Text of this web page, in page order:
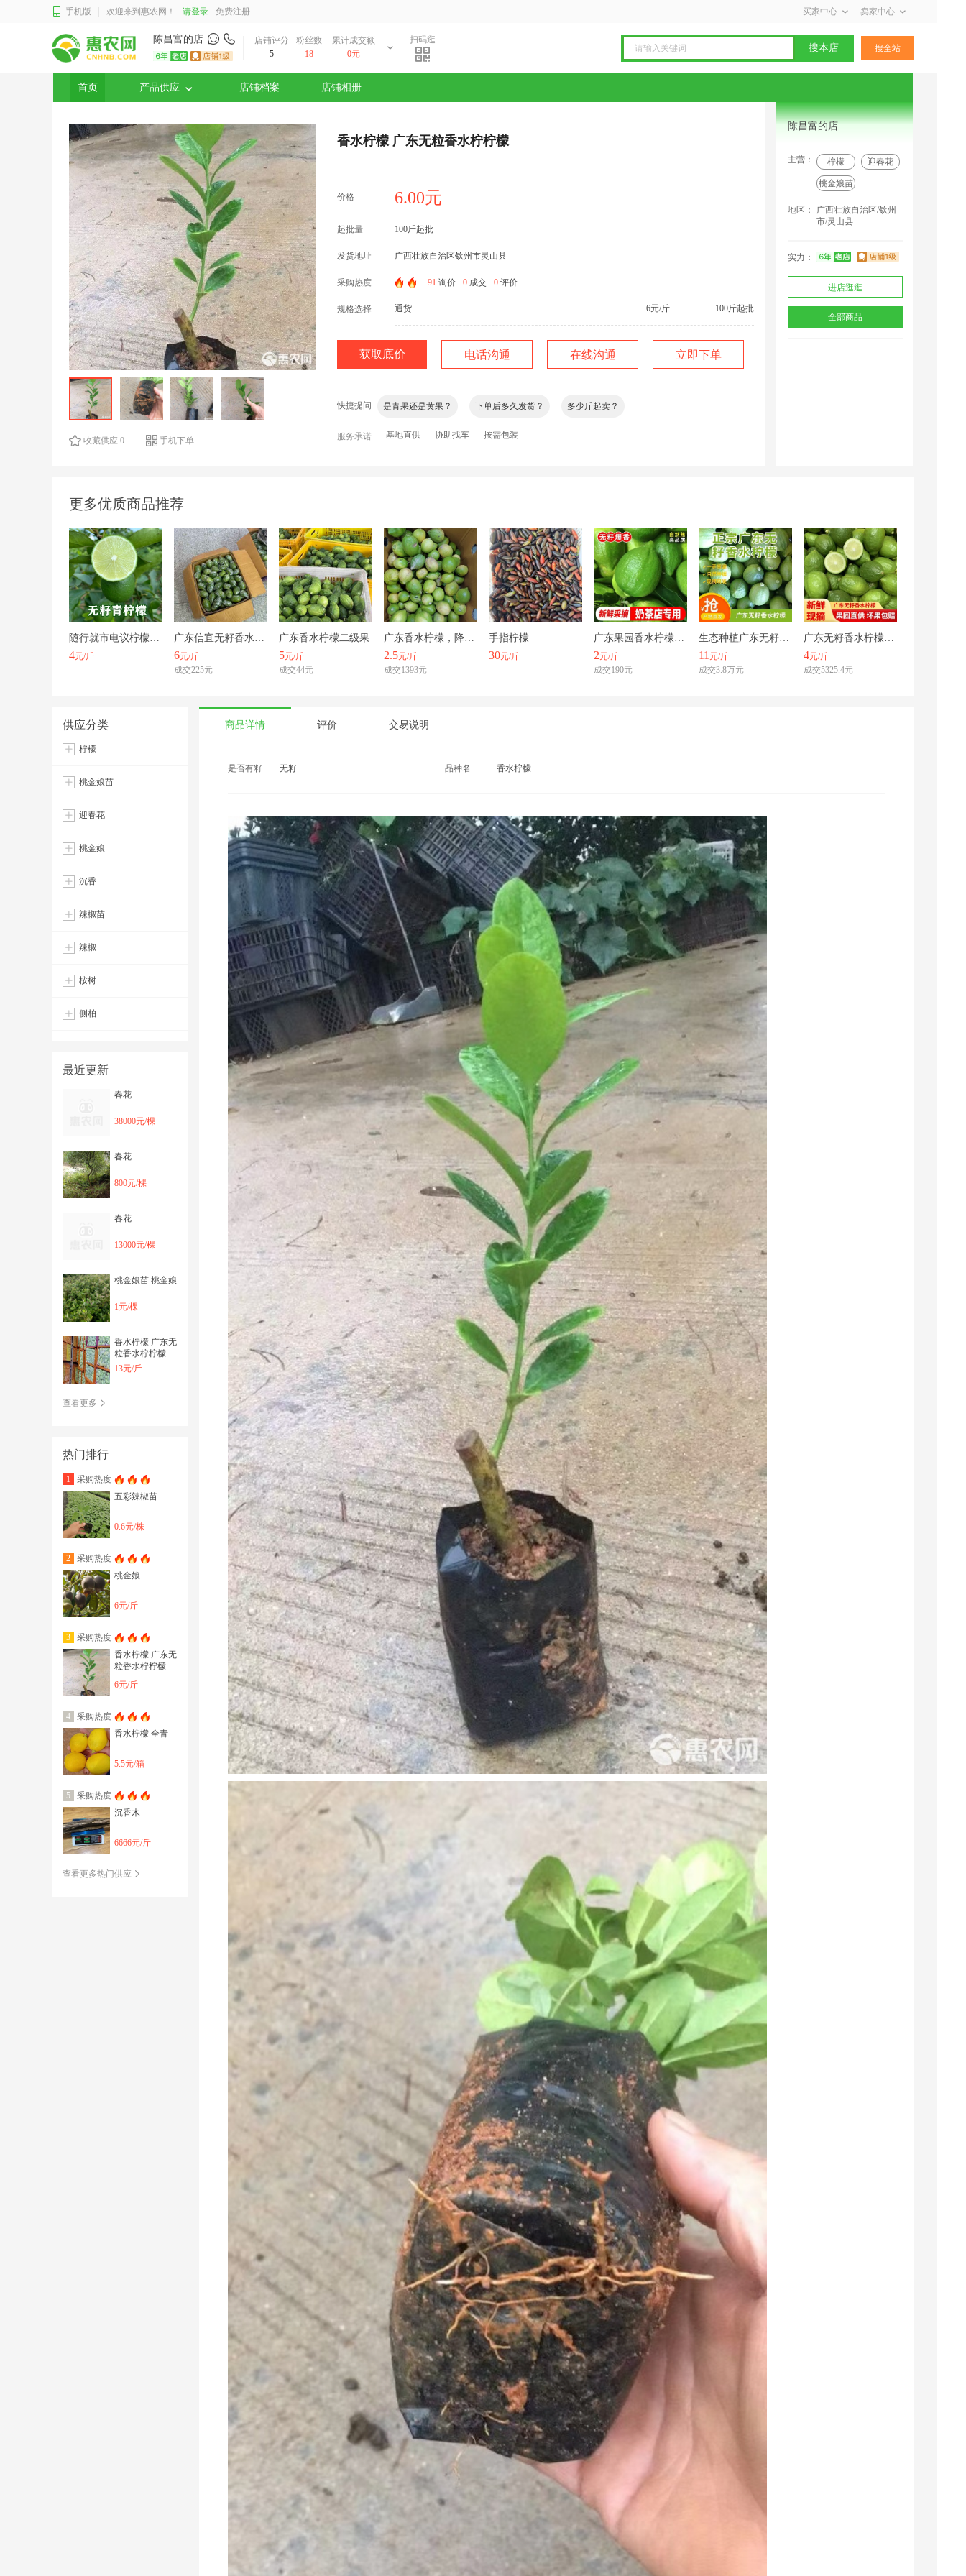
手机版 欢迎来到惠农网！ 请登录 免费注册 买家中心 卖家中心
陈昌富的店
店铺评分
5
粉丝数
18
累计成交额
0元
扫码逛
搜本店 搜全站
首页 产品供应 店铺档案 店铺相册
收藏供应 0 手机下单
香水柠檬 广东无粒香水柠柠檬
价格 6.00元
起批量 100斤起批
发货地址 广西壮族自治区钦州市灵山县
采购热度 91 询价 0 成交 0 评价
规格选择 通货 6元/斤 100斤起批
获取底价 电话沟通 在线沟通 立即下单
快捷提问 是青果还是黄果？ 下单后多久发货？ 多少斤起卖？
量大能有优惠吗？ 有套袋吗?
服务承诺 基地直供 协助找车 按需包装
陈昌富的店
主营： 柠檬 迎春花
桃金娘苗
地区：
广西壮族自治区/钦州
市/灵山县
实力：
进店逛逛
全部商品
更多优质商品推荐
4元/斤 6元/斤
成交225元
广东香水柠檬二级果
5元/斤
成交44元
2.5元/斤
成交1393元
手指柠檬
30元/斤 2元/斤
成交190元
11 元/斤
成交3.8万元
4元/斤
成交5325.4元
供应分类
柠檬
桃金娘苗
迎春花
桃金娘
沉香
辣椒苗
辣椒
桉树
侧柏
最近更新
春花
38000元/棵
春花
800元/棵
春花
13000元/棵
桃金娘苗 桃金娘
1元/棵
香水柠檬 广东无
粒香水柠柠檬
13元/斤
查看更多
热门排行
1
采购热度
五彩辣椒苗
0.6元/株
2
采购热度
桃金娘
6元/斤
3
采购热度
香水柠檬 广东无
粒香水柠柠檬
6元/斤
4
采购热度
香水柠檬 全青
5.5元/箱
5
采购热度
沉香木
6666元/斤
查看更多热门供应
商品详情 评价 交易说明
是否有籽 无籽 品种名 香水柠檬